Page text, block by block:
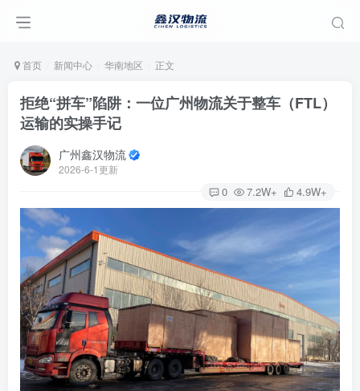
首页 新闻中心 华南地区 正文
拒绝“拼车”陷阱：一位广州物流关于整车（FTL）
运输的实操手记
广州鑫汉物流
2026-6-1更新
0 7.2W+ 4.9W+